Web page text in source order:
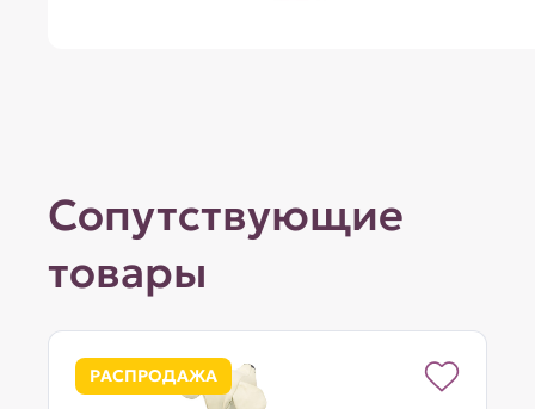
Сопутствующие
товары
РАСПРОДАЖА